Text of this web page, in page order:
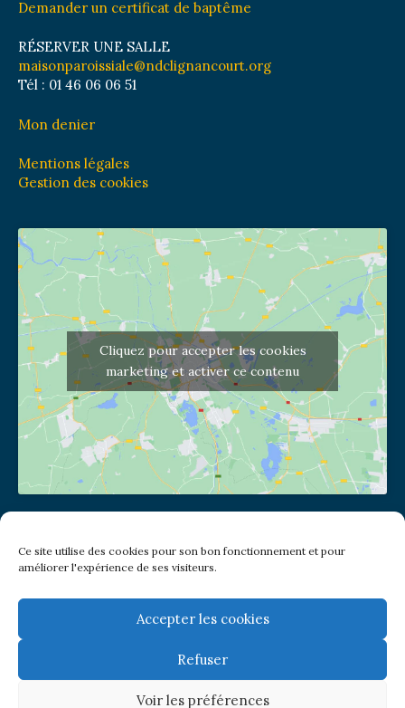
Ce site utilise des cookies pour son bon fonctionnement et pour
améliorer l'expérience de ses visiteurs.
Accepter les cookies
Refuser
Voir les préférences
Demander un certificat de baptême
RÉSERVER UNE SALLE
maisonparoissiale@ndclignancourt.org
Tél : 01 46 06 06 51
Mon denier
Mentions légales
Gestion des cookies
Cliquez pour accepter les cookies
marketing et activer ce contenu
(pas de courrier à cette adresse)
2 place Jules Joffrin - 75018
Metro: Jules Joffrin ou Simplon
Bus : Mairie du XVIII
Newsletter